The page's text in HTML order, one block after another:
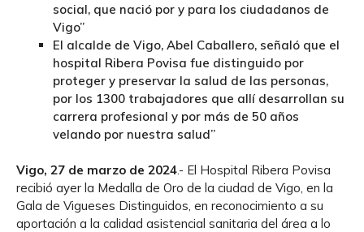
social, que nació por y para los ciudadanos de
Vigo”
El alcalde de Vigo, Abel Caballero, señaló que el
hospital Ribera Povisa fue distinguido por
proteger y preservar la salud de las personas,
por los 1300 trabajadores que allí desarrollan su
carrera profesional y por más de 50 años
velando por nuestra salud”
Vigo, 27 de marzo de 2024.- El Hospital Ribera Povisa
recibió ayer la Medalla de Oro de la ciudad de Vigo, en la
Gala de Vigueses Distinguidos, en reconocimiento a su
aportación a la calidad asistencial sanitaria del área a lo